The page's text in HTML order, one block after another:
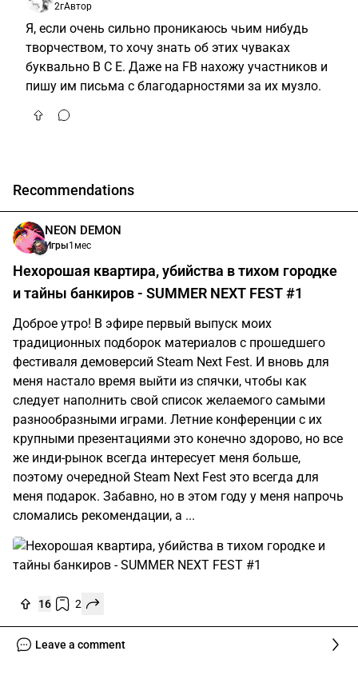
2гАвтор
Я, если очень сильно проникаюсь чьим нибудь
творчеством, то хочу знать об этих чуваках
буквально В С Е. Даже на FB нахожу участников и
пишу им письма с благодарностями за их музло.
Recommendations
NEON DEMON
Игры1мес
Нехорошая квартира, убийства в тихом городке
и тайны банкиров - SUMMER NEXT FEST #1
Доброе утро! В эфире первый выпуск моих
традиционных подборок материалов с прошедшего
фестиваля демоверсий Steam Next Fest. И вновь для
меня настало время выйти из спячки, чтобы как
следует наполнить свой список желаемого самыми
разнообразными играми. Летние конференции с их
крупными презентациями это конечно здорово, но все
же инди-рынок всегда интересует меня больше,
поэтому очередной Steam Next Fest это всегда для
меня подарок. Забавно, но в этом году у меня напрочь
сломались рекомендации, а ...
16 2
Leave a comment